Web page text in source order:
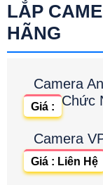
LẮP
HÃNG
Camera
Chức
Giá :
Camera
Giá : Liên Hệ